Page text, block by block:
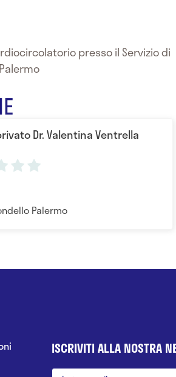
presso il Servizio di
Dr. Valentina Ventrella
Palermo
ISCRIVITI ALLA NOSTRA